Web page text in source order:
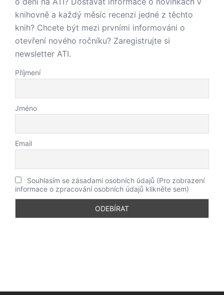
knihovně a každý měsíc recenzi jedné z těchto
knih? Chcete být mezi prvními informováni o
otevření nového ročníku? Zaregistrujte si
newsletter ATI.
Příjmení
Jméno
Email
Souhlasím se zásadami osobních údajů (Pro zobrazení
informace o zpracování osobních údajů klikněte sem)